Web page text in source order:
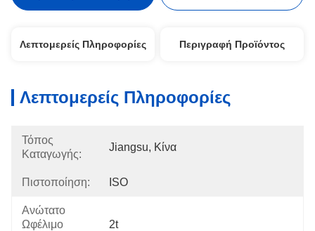
Λεπτομερείς Πληροφορίες Περιγραφή Προϊόντος
Λεπτομερείς Πληροφορίες
Τόπος
Καταγωγής:
Jiangsu, Κίνα
Πιστοποίηση: ISO
Ανώτατο
Ωφέλιμο
2t